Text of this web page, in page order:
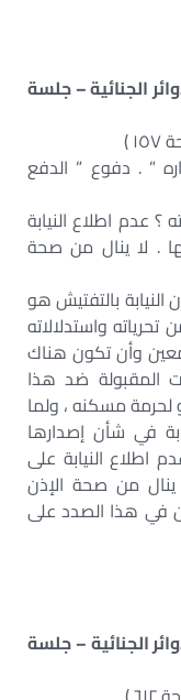
٧٤ قضائية الدوائر الجنائية – جلسة
” . دفوع ” الدفع
؟ عدم اطلاع النيابة
. لا ينال من صحة
بالتفتيش هو
واستدلالاته
وأن تكون هناك
المقبولة ضد هذا
لحرمة مسكنه ، ولما
في شأن إصدارها
اطلاع النيابة على
ينال من صحة الإذن
في هذا الصدد على
٧٣ قضائية الدوائر الجنائية – جلسة